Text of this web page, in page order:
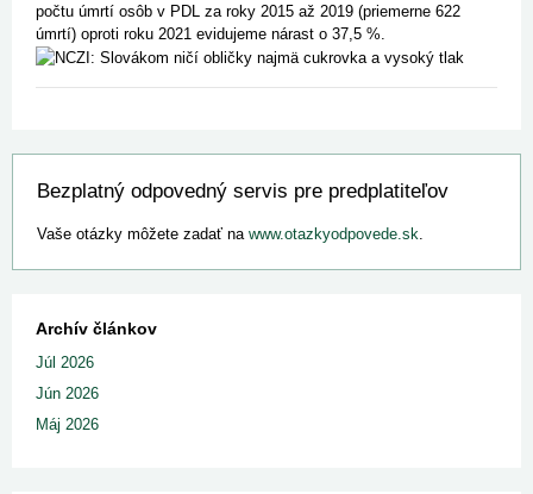
počtu úmrtí osôb v PDL za roky 2015 až 2019 (priemerne 622
úmrtí) oproti roku 2021 evidujeme nárast o 37,5 %.
Bezplatný odpovedný servis pre predplatiteľov
Vaše otázky môžete zadať na www.otazkyodpovede.sk.
Archív článkov
Júl 2026
Jún 2026
Máj 2026